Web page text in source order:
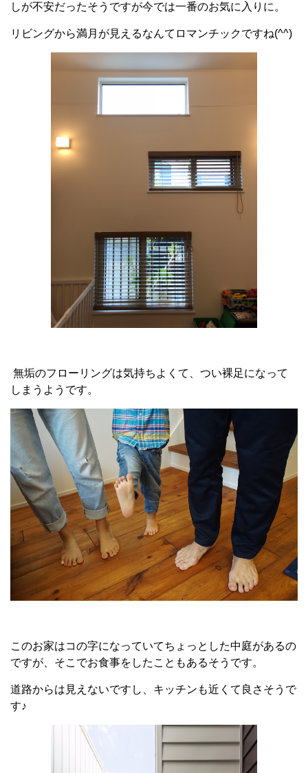
しが不安だったそうですが今では一番のお気に入りに。
リビングから満月が見えるなんてロマンチックですね(^^)
無垢のフローリングは気持ちよくて、つい裸足になって
しまうようです。
このお家はコの字になっていてちょっとした中庭があるの
ですが、そこでお食事をしたこともあるそうです。
道路からは見えないですし、キッチンも近くて良さそうで
す♪